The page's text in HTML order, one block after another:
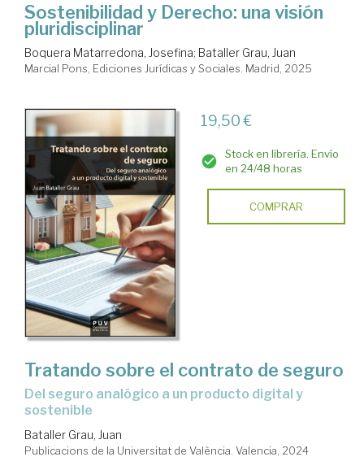
Sostenibilidad y Derecho: una visión
pluridisciplinar
Boquera Matarredona, Josefina; Bataller Grau, Juan
Marcial Pons, Ediciones Jurídicas y Sociales. Madrid, 2025
19,50 €
Stock en librería. Envío
en 24/48 horas
COMPRAR
Tratando sobre el contrato de seguro
del seguro analógico a un producto digital y
sostenible
Bataller Grau, Juan
Publicacions de la Universitat de València. Valencia, 2024